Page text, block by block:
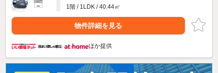
1階 / 1LDK / 40.44㎡
物件詳細を見る
ほか提供